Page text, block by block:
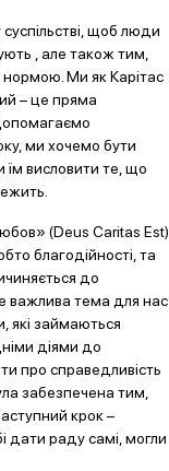
щоб люди
, але також тим,
Ми як Карітас
– це пряма
ми хочемо бути
їм висловити те, що
(Deus Caritas Est)
благодійності, та
до
важлива тема для нас
які займаються
діями до
про справедливість
забезпечена тим,
крок –
дати раду самі, могли